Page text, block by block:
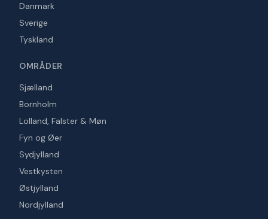
Danmark
Sverige
Tyskland
OMRÅDER
Sjælland
Bornholm
Lolland, Falster & Møn
Fyn og Øer
Sydjylland
Vestkysten
Østjylland
Nordjylland